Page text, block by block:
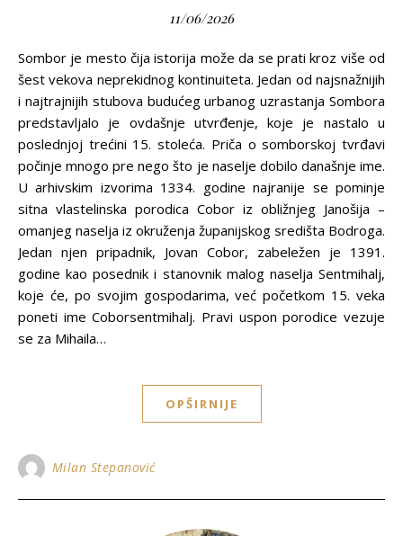
11/06/2026
Sombor je mesto čija istorija može da se prati kroz više od
šest vekova neprekidnog kontinuiteta. Jedan od najsnažnijih
i najtrajnijih stubova budućeg urbanog uzrastanja Sombora
predstavljalo je ovdašnje utvrđenje, koje je nastalo u
poslednjoj trećini 15. stoleća. Priča o somborskoj tvrđavi
počinje mnogo pre nego što je naselje dobilo današnje ime.
U arhivskim izvorima 1334. godine najranije se pominje
sitna vlastelinska porodica Cobor iz obližnjeg Janošija –
omanjeg naselja iz okruženja županijskog središta Bodroga.
Jedan njen pripadnik, Jovan Cobor, zabeležen je 1391.
godine kao posednik i stanovnik malog naselja Sentmihalj,
koje će, po svojim gospodarima, već početkom 15. veka
poneti ime Coborsentmihalj. Pravi uspon porodice vezuje
se za Mihaila…
OPŠIRNIJE
Milan Stepanović